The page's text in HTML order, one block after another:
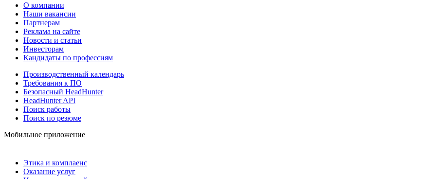
О компании
Наши вакансии
Партнерам
Реклама на сайте
Новости и статьи
Инвесторам
Кандидаты по профессиям
Производственный календарь
Требования к ПО
Безопасный HeadHunter
HeadHunter API
Поиск работы
Поиск по резюме
Мобильное приложение
Этика и комплаенс
Оказание услуг